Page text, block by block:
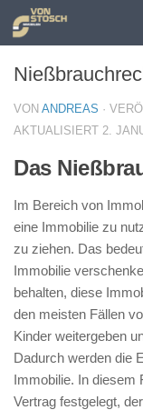
Zum Inhalt
VON ANDREAS ·
AKTUALISIERT 2.
Das
Im Bereich von
eine Immobilie zu
zu ziehen. Das
Immobilie
behalten, diese
den meisten Fällen
Kinder weitergeben
Dadurch werden die
Immobilie. In diesem
Vertrag festgelegt,